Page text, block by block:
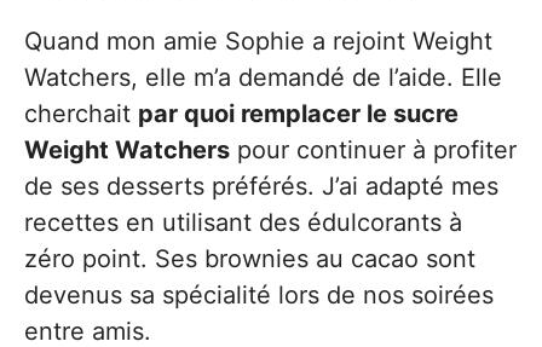
Quand mon amie Sophie a rejoint Weight
Watchers, elle m’a demandé de l’aide. Elle
cherchait par quoi remplacer le sucre
Weight Watchers pour continuer à profiter
de ses desserts préférés. J’ai adapté mes
recettes en utilisant des édulcorants à
zéro point. Ses brownies au cacao sont
devenus sa spécialité lors de nos soirées
entre amis.